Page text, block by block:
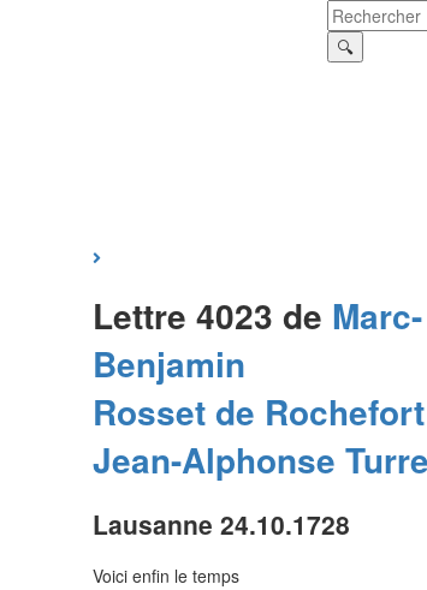
Lettre 4023 de Marc-
Benjamin
Rosset de Rochefort
Jean-Alphonse
Lausanne 24.10.1728
Voici enfin le temps